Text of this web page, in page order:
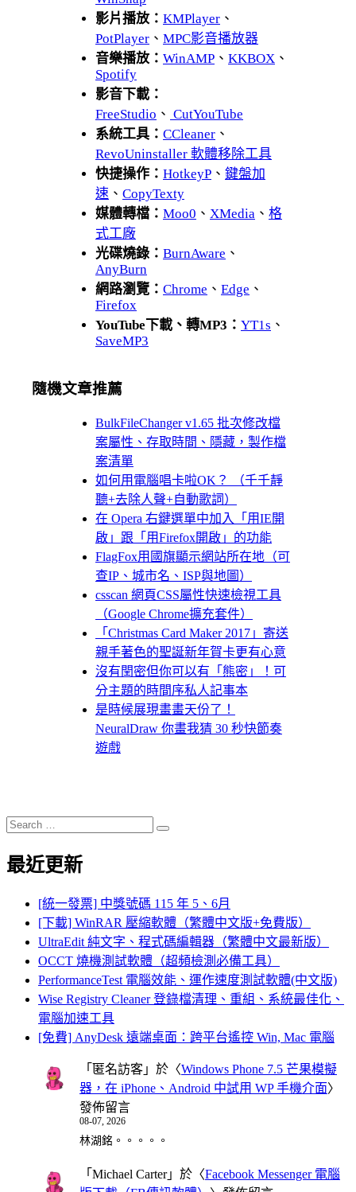
影片播放： KMPlayer 、
PotPlayer 、 MPC影音播放器
音樂播放： WinAMP 、 KKBOX 、
Spotify
影音下載：
FreeStudio 、 CutYouTube
系統工具： CCleaner 、
RevoUninstaller 軟體移除工具
快捷操作： HotkeyP 、 鍵盤加
速 、 CopyTexty
媒體轉檔： Moo0 、 XMedia 、 格
式工廠
光碟燒錄： BurnAware 、
AnyBurn
網路瀏覽： Chrome 、 Edge 、
Firefox
YouTube下載、轉MP3： YT1s 、
SaveMP3
隨機文章推薦
BulkFileChanger v1.65 批次修改檔
案屬性、存取時間、隱藏，製作檔
案清單
如何用電腦唱卡啦OK？ （千千靜
聽+去除人聲+自動歌詞）
在 Opera 右鍵選單中加入「用IE開
啟」跟「用Firefox開啟」的功能
FlagFox用國旗顯示網站所在地（可
查IP、城市名、ISP與地圖）
csscan 網頁CSS屬性快速檢視工具
（Google Chrome擴充套件）
「Christmas Card Maker 2017」寄送
親手著色的聖誕新年賀卡更有心意
沒有閏密但你可以有「熊密」！可
分主題的時間序私人記事本
是時候展現畫畫天份了！
NeuralDraw 你畫我猜 30 秒快節奏
遊戲
Search
for:
Search
最近更新
[統一發票] 中獎號碼 115 年 5、6月
[下載] WinRAR 壓縮軟體（繁體中文版+免費版）
UltraEdit 純文字、程式碼編輯器（繁體中文最新版）
OCCT 燒機測試軟體（超頻檢測必備工具）
PerformanceTest 電腦效能、運作速度測試軟體(中文版)
Wise Registry Cleaner 登錄檔清理、重組、系統最佳化、
電腦加速工具
[免費] AnyDesk 遠端桌面：跨平台遙控 Win, Mac 電腦
「 匿名訪客 」於〈Windows Phone 7.5 芒果模擬
器，在 iPhone、Android 中試用 WP 手機介面〉
發佈留言
08-07, 2026
林湖銘。。。。。
「 Michael Carter」於〈Facebook Messenger 電腦